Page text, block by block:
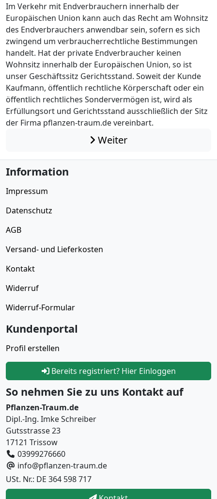
Im Verkehr mit Endverbrauchern innerhalb der
Europäischen Union kann auch das Recht am Wohnsitz
des Endverbrauchers anwendbar sein, sofern es sich
zwingend um verbraucherrechtliche Bestimmungen
handelt. Hat der private Endverbraucher keinen
Wohnsitz innerhalb der Europäischen Union, so ist
unser Geschäftssitz Gerichtsstand. Soweit der Kunde
Kaufmann, öffentlich rechtliche Körperschaft oder ein
öffentlich rechtliches Sondervermögen ist, wird als
Erfüllungsort und Gerichtsstand ausschließlich der Sitz
der Firma pflanzen-traum.de vereinbart.
Weiter
Information
Impressum
Datenschutz
AGB
Versand- und Lieferkosten
Kontakt
Widerruf
Widerruf-Formular
Kundenportal
Profil erstellen
Bereits registriert? Hier Einloggen
So nehmen Sie zu uns Kontakt auf
Pflanzen-Traum.de
Dipl.-Ing. Imke Schreiber
Gutsstrasse 23
17121 Trissow
03999276660
info@pflanzen-traum.de
USt. Nr.: DE 364 598 717